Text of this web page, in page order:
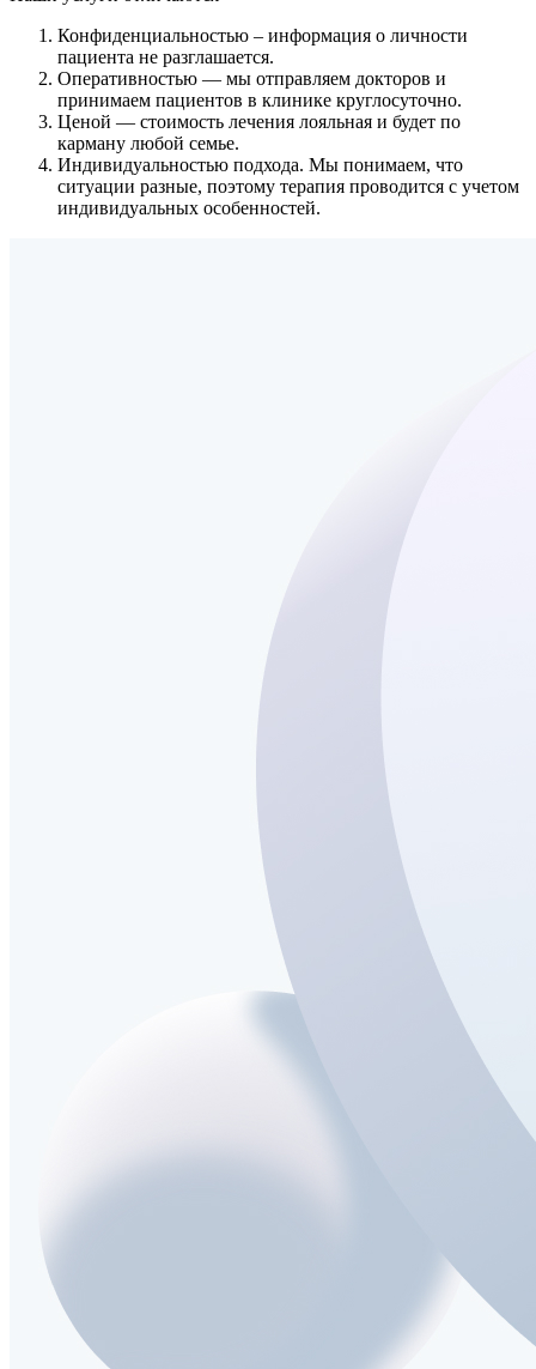
Конфиденциальностью – информация о личности
пациента не разглашается.
Оперативностью — мы отправляем докторов и
принимаем пациентов в клинике круглосуточно.
Ценой — стоимость лечения лояльная и будет по
карману любой семье.
Индивидуальностью подхода. Мы понимаем, что
ситуации разные, поэтому терапия проводится с учетом
индивидуальных особенностей.